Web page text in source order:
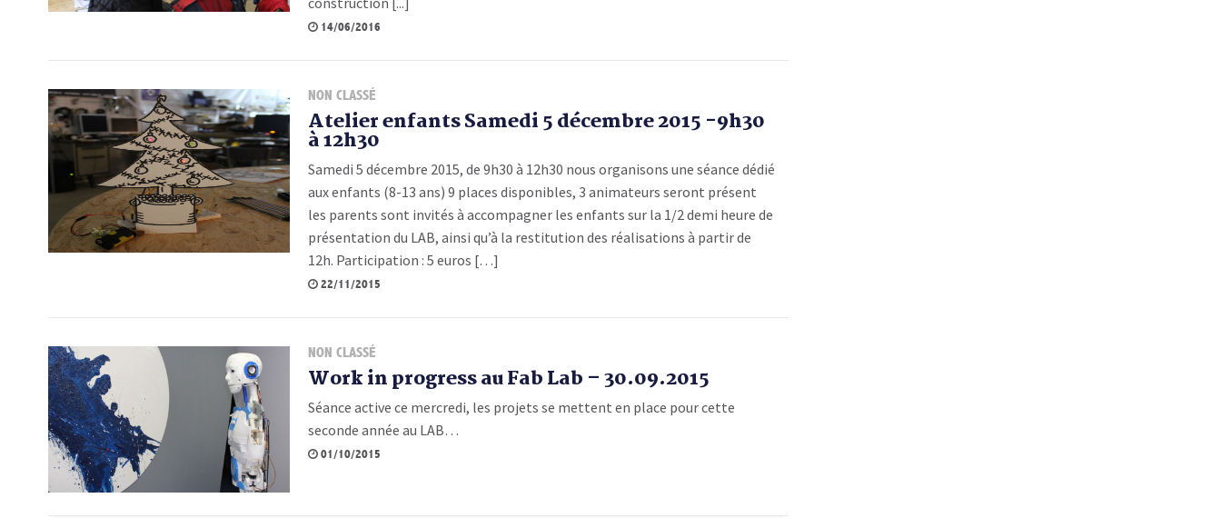
14/06/2016
NON CLASSÉ
Atelier enfants Samedi 5 décembre 2015 -9h30
à 12h30
Samedi 5 décembre 2015, de 9h30 à 12h30 nous organisons une séance dédié
aux enfants (8-13 ans) 9 places disponibles, 3 animateurs seront présent
les parents sont invités à accompagner les enfants sur la 1/2 demi heure de
présentation du LAB, ainsi qu’à la restitution des réalisations à partir de
12h. Participation : 5 euros […]
22/11/2015
NON CLASSÉ
Work in progress au Fab Lab – 30.09.2015
Séance active ce mercredi, les projets se mettent en place pour cette
seconde année au LAB…
01/10/2015